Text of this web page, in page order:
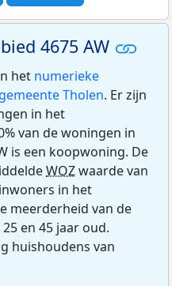
4675 AW
het numerieke
gemeente Tholen. Er zijn
in het
van de woningen in
is een koopwoning. De
WOZwaarde van
in het
meerderheid van de
en 45 jaar oud.
huishoudens van